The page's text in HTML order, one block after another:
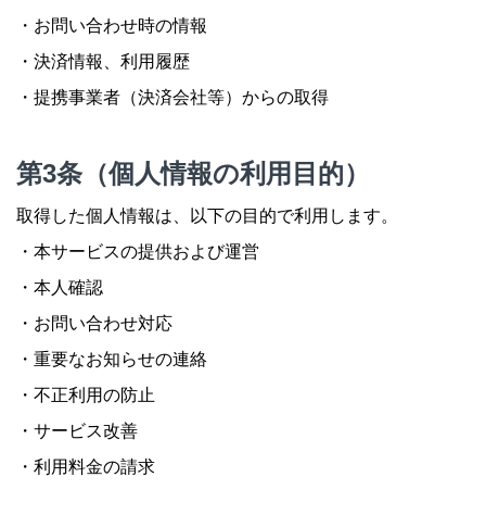
・お問い合わせ時の情報
・決済情報、利用履歴
・提携事業者（決済会社等）からの取得
第3条（個人情報の利用目的）
取得した個人情報は、以下の目的で利用します。
・本サービスの提供および運営
・本人確認
・お問い合わせ対応
・重要なお知らせの連絡
・不正利用の防止
・サービス改善
・利用料金の請求